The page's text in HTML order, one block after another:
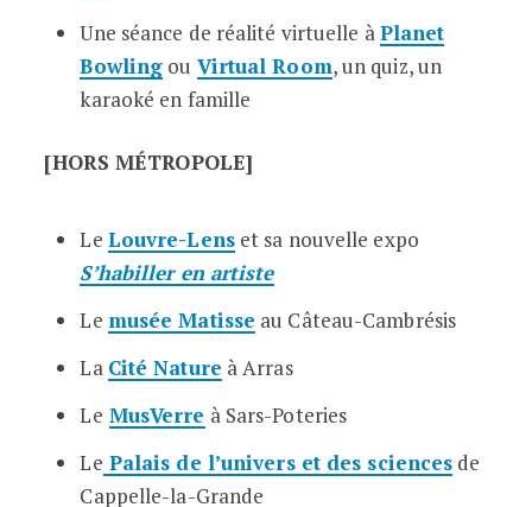
Une séance de réalité virtuelle àPlanet
Bowling ou Virtual Room, un quiz, un
karaoké en famille
[HORS MÉTROPOLE]
Le Louvre-Lenset sa nouvelle expo
S’habiller en artiste
Le musée Matisse au Câteau-Cambrésis
La Cité Nature à Arras
Le MusVerre à Sars-Poteries
Le Palais de l’univers et des sciences de
Cappelle-la-Grande